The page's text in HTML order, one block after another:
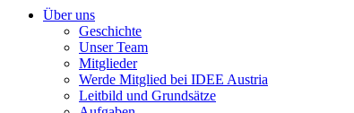
Über uns
Geschichte
Unser Team
Mitglieder
Werde Mitglied bei IDEE Austria
Leitbild und Grundsätze